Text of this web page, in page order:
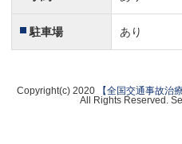
駐車場 あり
Copyright(c) 2020
【全国交通事故治
All Rights Reserved.